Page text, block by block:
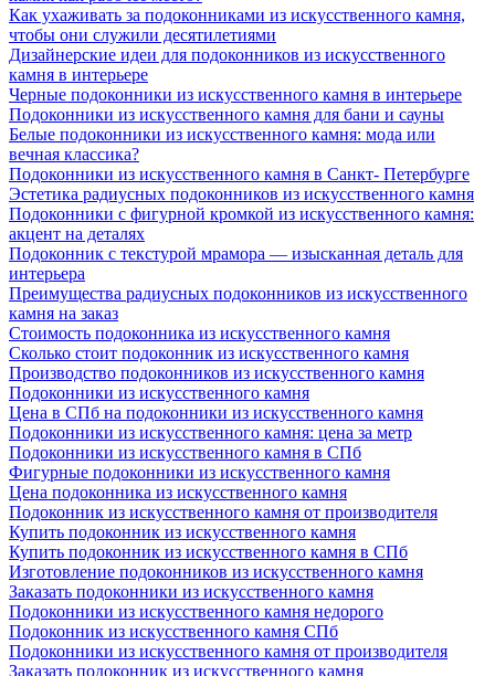
Как ухаживать за подоконниками из искусственного камня,
чтобы они служили десятилетиями
Дизайнерские идеи для подоконников из искусственного
камня в интерьере
Черные подоконники из искусственного камня в интерьере
Подоконники из искусственного камня для бани и сауны
Белые подоконники из искусственного камня: мода или
вечная классика?
Подоконники из искусственного камня в Санкт- Петербурге
Эстетика радиусных подоконников из искусственного камня
Подоконники с фигурной кромкой из искусственного камня:
акцент на деталях
Подоконник с текстурой мрамора — изысканная деталь для
интерьера
Преимущества радиусных подоконников из искусственного
камня на заказ
Стоимость подоконника из искусственного камня
Сколько стоит подоконник из искусственного камня
Производство подоконников из искусственного камня
Подоконники из искусственного камня
Цена в СПб на подоконники из искусственного камня
Подоконники из искусственного камня: цена за метр
Подоконники из искусственного камня в СПб
Фигурные подоконники из искусственного камня
Цена подоконника из искусственного камня
Подоконник из искусственного камня от производителя
Купить подоконник из искусственного камня
Купить подоконник из искусственного камня в СПб
Изготовление подоконников из искусственного камня
Заказать подоконники из искусственного камня
Подоконники из искусственного камня недорого
Подоконник из искусственного камня СПб
Подоконники из искусственного камня от производителя
Заказать подоконник из искусственного камня